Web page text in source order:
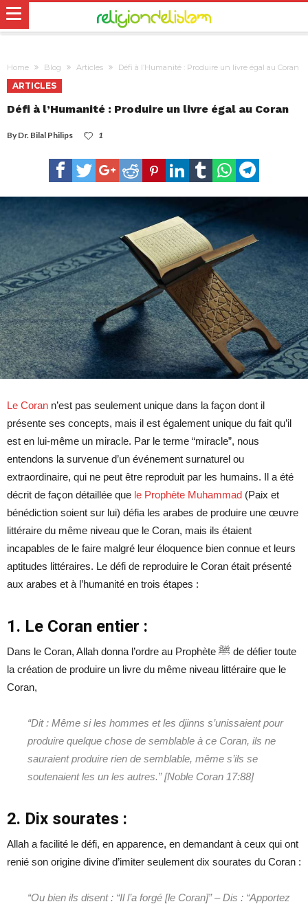
Home Blog Articles Défi à l’Humanité : Produire un livre égal au Coran
ARTICLES
Défi à l’Humanité : Produire un livre égal au Coran
By Dr. Bilal Philips 1
Le Coran n’est pas seulement unique dans la façon dont il
présente ses concepts, mais il est également unique du fait qu’il
est en lui-même un miracle. Par le terme “miracle”, nous
entendons la survenue d’un événement surnaturel ou
extraordinaire, qui ne peut être reproduit par les humains. Il a été
décrit de façon détaillée que le Prophète Muhammad (Paix et
bénédiction soient sur lui) défia les arabes de produire une œuvre
littéraire du même niveau que le Coran, mais ils étaient
incapables de le faire malgré leur éloquence bien connue et leurs
aptitudes littéraires. Le défi de reproduire le Coran était présenté
aux arabes et à l’humanité en trois étapes :
1. Le Coran entier :
Dans le Coran, Allah donna l’ordre au Prophète ﷺ de défier toute
la création de produire un livre du même niveau littéraire que le
Coran,
“Dit : Même si les hommes et les djinns s’unissaient pour
produire quelque chose de semblable à ce Coran, ils ne
sauraient produire rien de semblable, même s’ils se
soutenaient les un les autres.”[Noble Coran 17:88]
2. Dix sourates :
Allah a facilité le défi, en apparence, en demandant à ceux qui ont
renié son origine divine d’imiter seulement dix sourates du Coran :
“Ou bien ils disent : “Il l’a forgé [le Coran]”–Dis : “Apportez